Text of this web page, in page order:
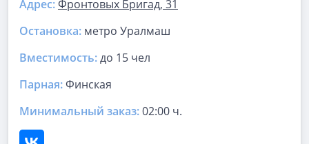
Адрес:Фронтовых Бригад, 31
Остановка: метро Уралмаш
Вместимость:до 15 чел
Парная:Финская
Минимальный заказ:02:00 ч.